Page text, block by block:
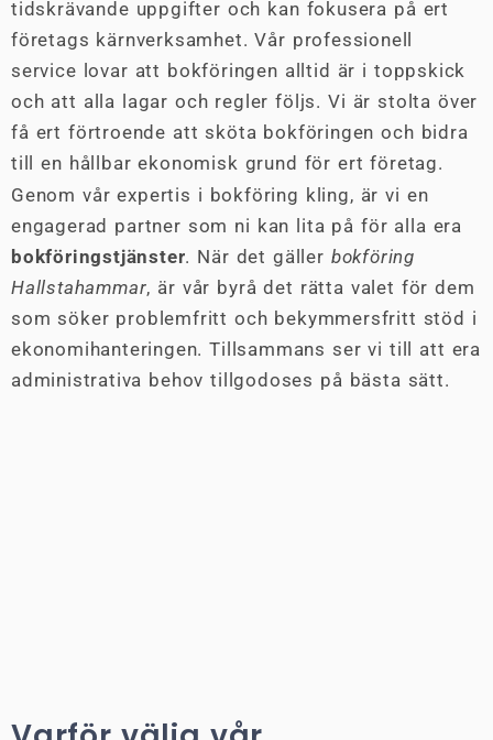
tidskrävande uppgifter och kan fokusera på ert
företags kärnverksamhet. Vår professionell
service lovar att bokföringen alltid är i toppskick
och att alla lagar och regler följs. Vi är stolta över
få ert förtroende att sköta bokföringen och bidra
till en hållbar ekonomisk grund för ert företag.
Genom vår expertis i bokföring kling, är vi en
engagerad partner som ni kan lita på för alla era
bokföringstjänster. När det gäller bokföring
Hallstahammar, är vår byrå det rätta valet för dem
som söker problemfritt och bekymmersfritt stöd i
ekonomihanteringen. Tillsammans ser vi till att era
administrativa behov tillgodoses på bästa sätt.